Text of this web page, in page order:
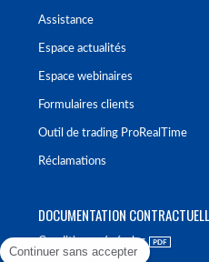
Assistance
Espace actualités
Espace webinaires
Formulaires clients
Outil de trading ProRealTime
Réclamations
DOCUMENTATION
Conditions générales
Continuer sans accepter